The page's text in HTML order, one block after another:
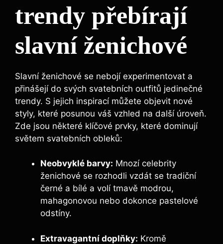
trendy přebírají
slavní ženichové
Slavní ženichové se nebojí experimentovat a
přinášejí do svých svatebních outfitů jedinečné
trendy. S jejich inspirací můžete objevit nové
styly, které posunou váš vzhled na další úroveň.
Zde jsou některé klíčové prvky, které dominují
světem svatebních obleků:
Neobvyklé barvy: Mnozí celebrity
ženichové se rozhodli vzdát se tradiční
černé a bílé a volí tmavě modrou,
mahagonovou nebo dokonce pastelové
odstíny.
Extravagantní doplňky: Kromě